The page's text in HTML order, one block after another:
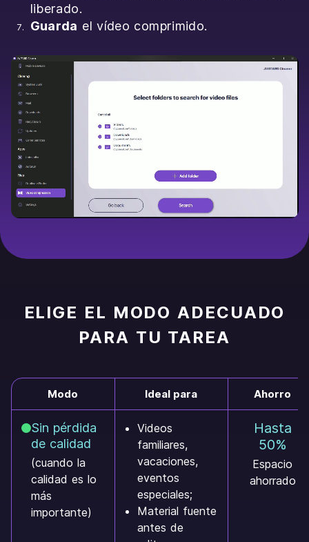
liberado.
Guarda el vídeo comprimido.
ELIGE EL MODO ADECUADO
PARA TU TAREA
Modo Ideal para Ahorro
Sin pérdida
de calidad
(cuando la
calidad es lo
más
importante)
Videos
familiares,
vacaciones,
eventos
especiales;
Material fuente
antes de
Hasta
50%
Espacio
ahorrado